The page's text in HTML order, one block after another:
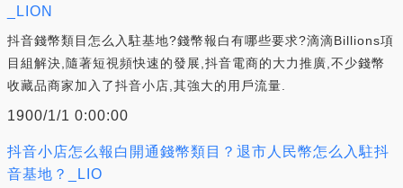
_LION
抖音錢幣類目怎么入駐基地?錢幣報白有哪些要求?滴滴Billions項
目組解決,隨著短視頻快速的發展,抖音電商的大力推廣,不少錢幣
收藏品商家加入了抖音小店,其強大的用戶流量.
1900/1/1 0:00:00
抖音小店怎么報白開通錢幣類目？退市人民幣怎么入駐抖
音基地？_LIO